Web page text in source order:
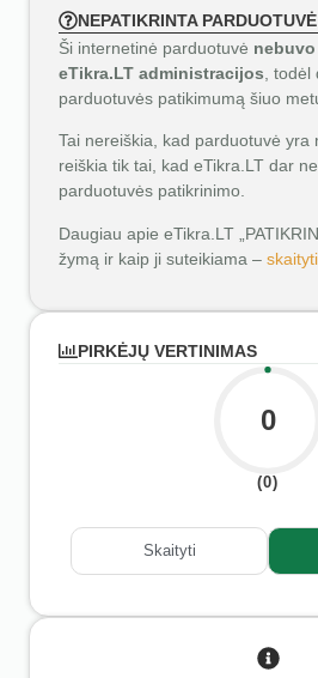
NEPATIKRINTA PARDUOTUVĖ
Ši internetinė parduotuvė
eTikra.LT administracijos ,
parduotuvės patikimumą šiuo
Tai nereiškia, kad parduotuvė yra
reiškia tik tai, kad eTikra.LT dar
parduotuvės patikrinimo.
Daugiau apie eTikra.LT
žymą ir kaip ji suteikiama – skaityti
PIRKĖJŲ VERTINIMAS
0
(0)
Skaityti